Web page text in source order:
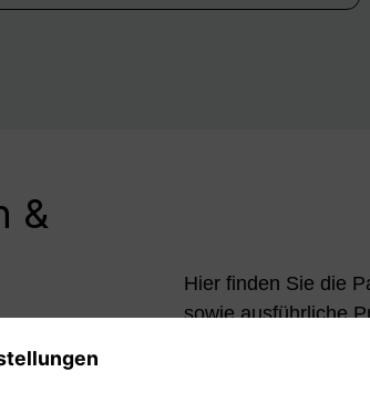
&
Hier finden Sie die
sowie ausführliche